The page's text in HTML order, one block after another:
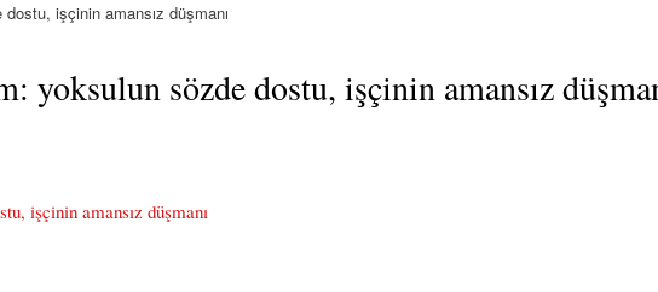
işçinin amansız düşmanı
yoksulun sözde dostu, işçinin amansız
işçinin amansız düşmanı